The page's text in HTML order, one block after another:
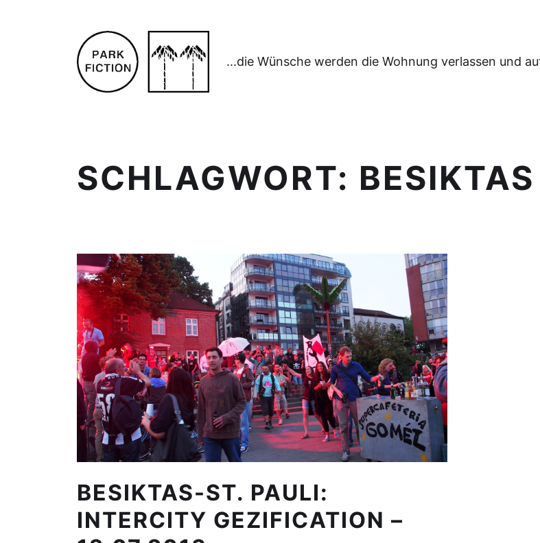
...die Wünsche werden die Wohnung verlassen und
SCHLAGWORT:
BESIKTAS-ST. PAULI:
INTERCITY GEZIFICATION –